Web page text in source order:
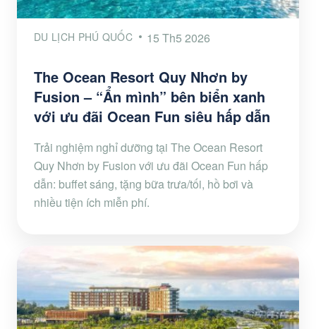
DU LỊCH PHÚ QUỐC 15 Th5 2026
The Ocean Resort Quy Nhơn by
Fusion – “Ẩn mình” bên biển xanh
với ưu đãi Ocean Fun siêu hấp dẫn
Trải nghiệm nghỉ dưỡng tại The Ocean Resort
Quy Nhơn by Fusion với ưu đãi Ocean Fun hấp
dẫn: buffet sáng, tặng bữa trưa/tối, hồ bơi và
nhiều tiện ích miễn phí.